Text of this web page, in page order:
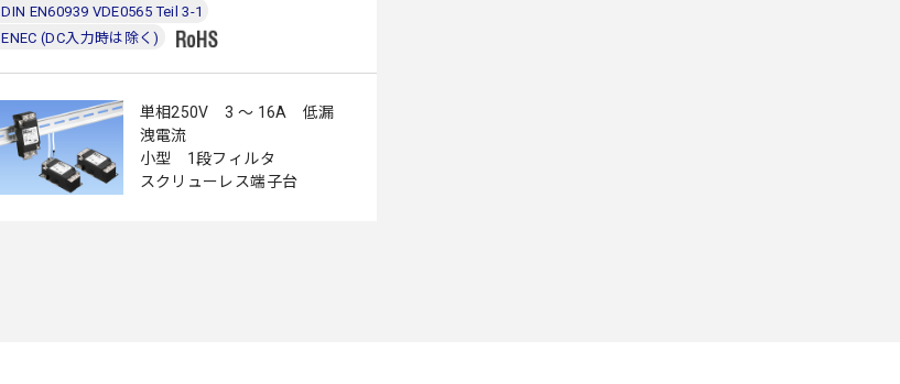
DIN EN60939 VDE0565 Teil 3-1
ENEC (DC入力時は除く)
単相250V 3 ～ 16A 低漏
洩電流
小型 1段フィルタ
スクリューレス端子台